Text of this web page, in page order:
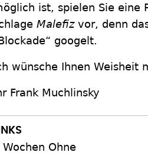
ist, spielen Sie eine
Malefizvor, denn
googelt.
wünsche Ihnen Weisheit
Frank Muchlinsky
Wochen Ohne